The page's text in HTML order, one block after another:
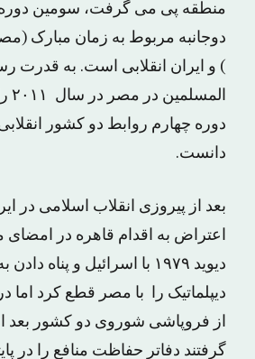
منطقه پی می گرفت، سومین
دوجانبه مربوط به زمان مبارک
) و ایران انقلابی است. به قدرت
دوره چهارم روابط دو کشور
دانست.
بعد از پیروزی انقلاب اسلامی در
اعتراض به اقدام قاهره در
دیوید ۱۹۷۹ با اسرائیل و پناه
از فروپاشی شوروی دو کشور بعد
گرفتند دفاتر حفاظت منافع را در